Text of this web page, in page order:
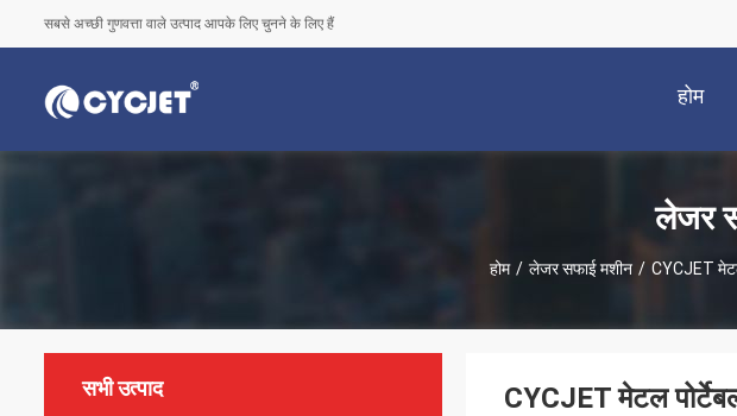
सबसे अच्छी गुणवत्ता वाले उत्पाद आपके लिए चुनने के लिए हैं
होम
लेजर
होम / लेजर सफाई मशीन / CYCJET
सभी उत्पाद CYCJET मेटल